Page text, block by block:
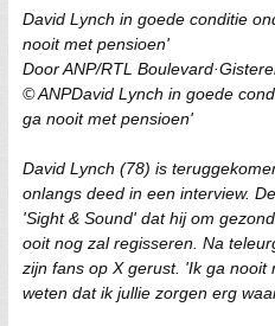
David Lynch in goede conditie
nooit met pensioen'
Door ANP/RTL
© ANPDavid Lynch in goede
ga nooit met pensioen'
David Lynch (78) is
onlangs deed in een interview.
'Sight & Sound' dat hij om
ooit nog zal regisseren. Na
zijn fans op X gerust. 'Ik ga nooit
weten dat ik jullie zorgen erg